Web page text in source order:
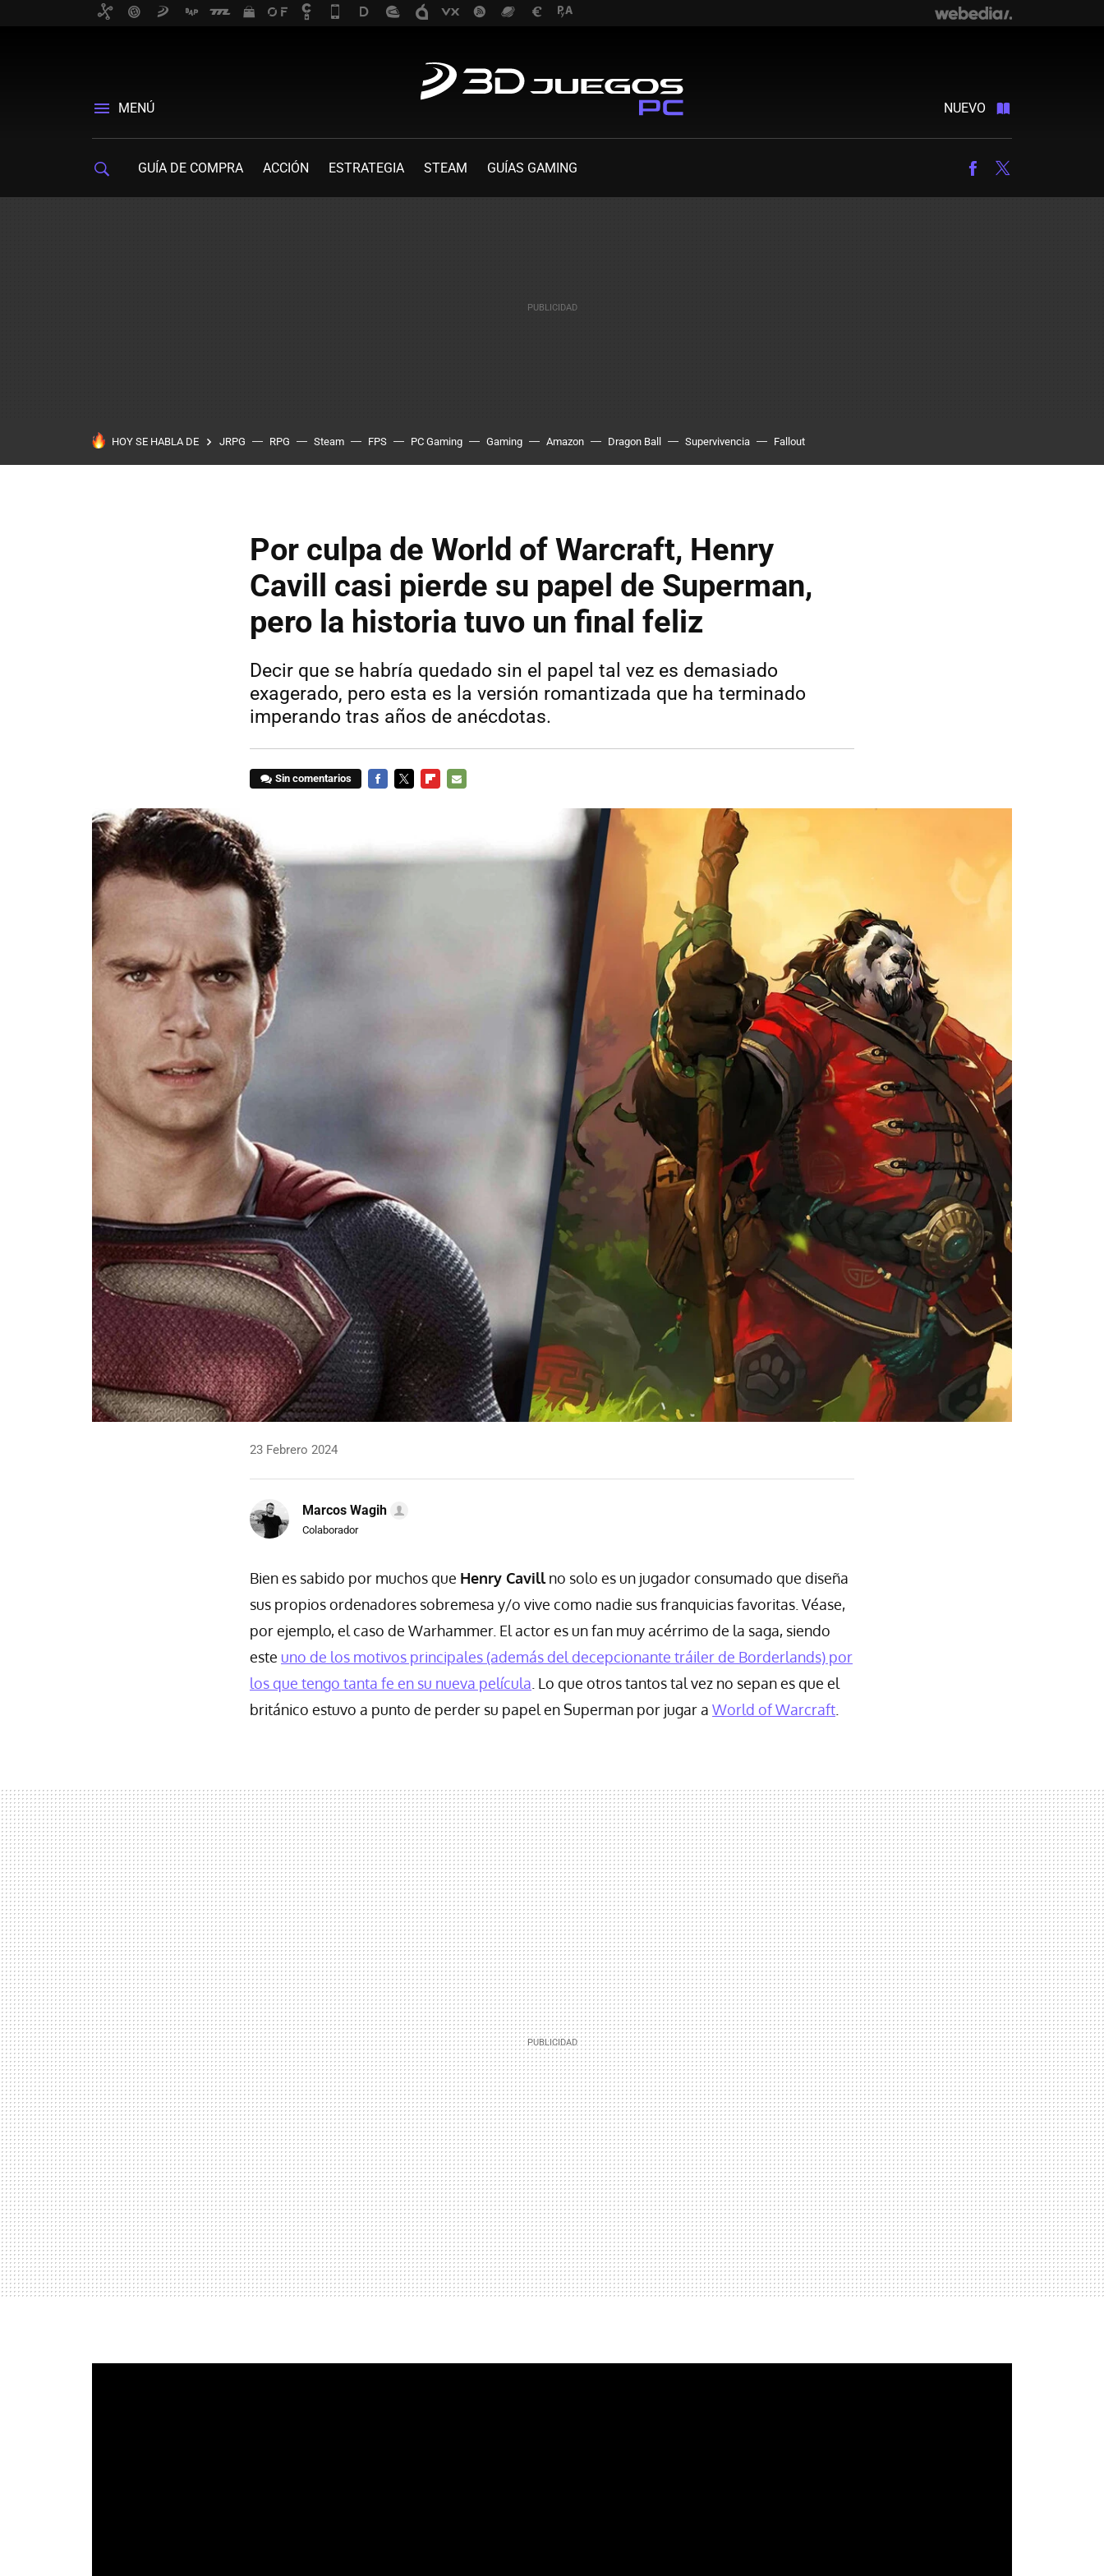
MENÚ NUEVO
GUÍA DE COMPRA ACCIÓN ESTRATEGIA STEAM GUÍAS GAMING Facebook
HOY SE HABLA DE JRPG RPG Steam FPS PC Gaming Gaming Amazon Dragon Ball Supervivencia Fallout
Por culpa de World of Warcraft, Henry
Cavill casi pierde su papel de Superman,
pero la historia tuvo un final feliz
Decir que se habría quedado sin el papel tal vez es demasiado
exagerado, pero esta es la versión romantizada que ha terminado
imperando tras años de anécdotas.
Sin comentarios
23 Febrero 2024
Marcos Wagih
Colaborador
Bien es sabido por muchos que Henry Cavillno solo es un jugador consumado que diseña
sus propios ordenadores sobremesa y/o vive como nadie sus franquicias favoritas. Véase,
por ejemplo, el caso de Warhammer. El actor es un fan muy acérrimo de la saga, siendo
este uno de los motivos principales (además del decepcionante tráiler de Borderlands) por
los que tengo tanta fe en su nueva película . Lo que otros tantos tal vez no sepan es que el
británico estuvo a punto de perder su papel en Superman por jugar a World of Warcraft